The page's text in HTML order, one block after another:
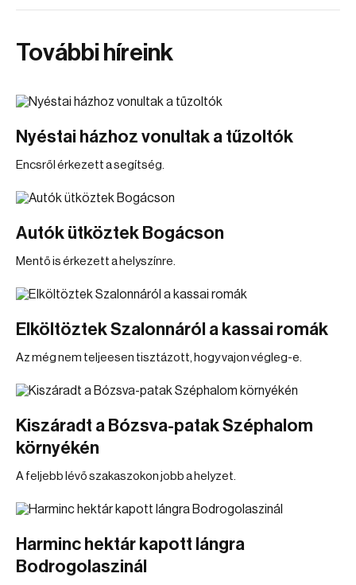
További híreink
Nyéstai házhoz vonultak a tűzoltók
Encsről érkezett a segítség.
Autók ütköztek Bogácson
Mentő is érkezett a helyszínre.
Elköltöztek Szalonnáról a kassai romák
Az még nem teljeesen tisztázott, hogy vajon végleg-e.
Kiszáradt a Bózsva-patak Széphalom
környékén
A feljebb lévő szakaszokon jobb a helyzet.
Harminc hektár kapott lángra
Bodrogolaszinál